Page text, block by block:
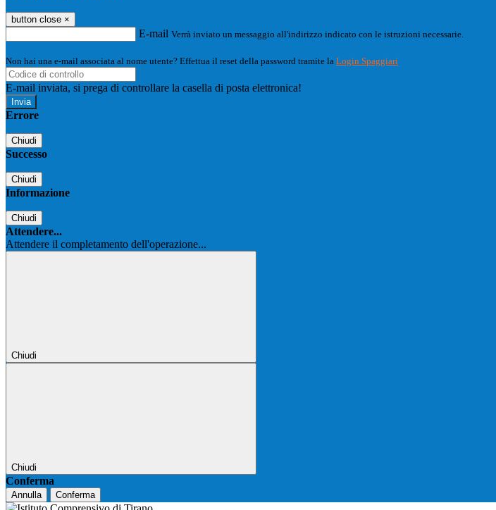
button close ×
E-mail Verrà inviato un messaggio all'indirizzo indicato con le istruzioni necessarie.
Non hai una e-mail associata al nome utente? Effettua il reset della password tramite la Login Spaggiari
E-mail inviata, si prega di controllare la casella di posta elettronica!
Errore
Chiudi
Successo
Chiudi
Informazione
Chiudi
Attendere...
Attendere il completamento dell'operazione...
Chiudi
Chiudi
Conferma
Annulla Conferma